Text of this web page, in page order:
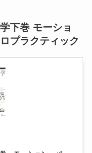
下巻 モーショ
プラクティック